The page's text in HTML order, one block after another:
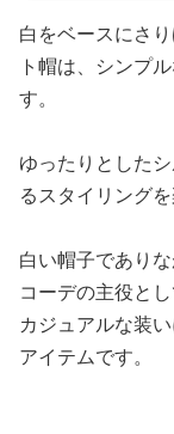
白をベースにさ
ト帽は、シンプ
す。
ゆったりとした
るスタイリングを
白い帽子であり
コーデの主役と
カジュアルな装
アイテムです。